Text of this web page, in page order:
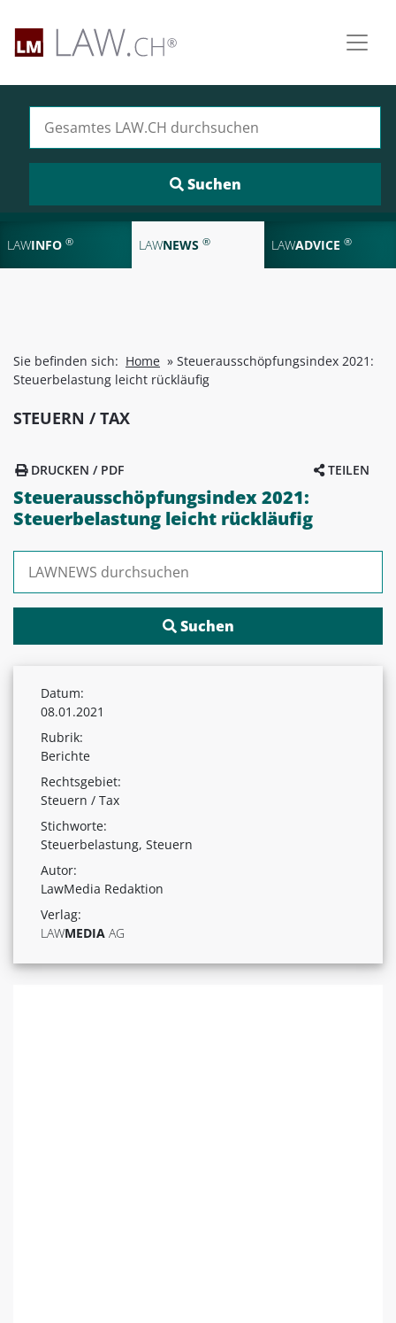
LAWINFO ® LAWNEWS ® LAWADVICE ®
Sie befinden sich: Home » Steuerausschöpfungsindex 2021:
Steuerbelastung leicht rückläufig
STEUERN / TAX
TEILEN
DRUCKEN / PDF
Steuerausschöpfungsindex 2021:
Steuerbelastung leicht rückläufig
Datum:
08.01.2021
Rubrik:
Berichte
Rechtsgebiet:
Steuern / Tax
Stichworte:
Steuerbelastung, Steuern
Autor:
LawMedia Redaktion
Verlag:
LAWMEDIA AG